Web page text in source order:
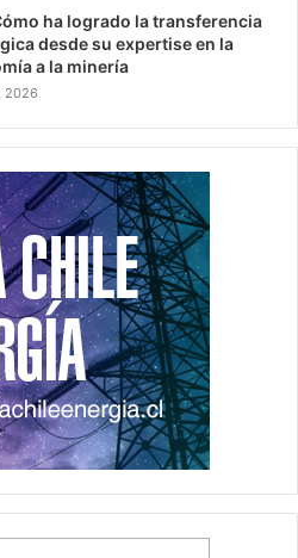
ha logrado la transferencia
desde su expertise en la
a la minería
2026